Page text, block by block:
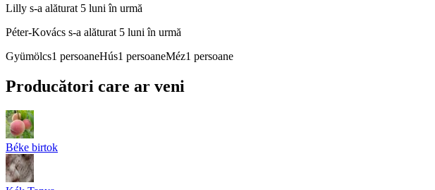
Lilly s-a alăturat 5 luni în urmă
Péter-Kovács s-a alăturat 5 luni în urmă
Gyümölcs1 persoaneHús1 persoaneMéz1 persoane
Producători care ar veni
Béke birtok